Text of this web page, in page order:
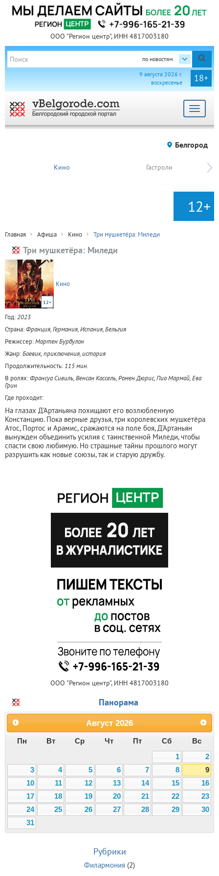
ООО "Регион центр", ИНН 4817003180
по новостям
18+
9 августа 2026 г.
воскресенье
Toggle
Белгород
Кино Гастроли
12+
Главная Афиша Кино Три мушкетёра: Миледи
Три мушкетёра: Миледи
12+
Кино
Год:2023
Страна:Франция, Германия, Испания, Бельгия
Режиссер:Мартен Бурбулон
Жанр:Боевик, приключения, история
Продолжительность: 115 мин.
В ролях:Франсуа Сивиль, Венсан Кассель, Ромен Дюрис, Пио Мармай, Ева
Грин
Где проходит:
На глазах Д’Артаньяна похищают его возлюбленную
Констанцию. Пока верные друзья, три королевских мушкетёра
Атос, Портос и Арамис, сражаются на поле боя, Д’Артаньян
вынужден объединить усилия с таинственной Миледи, чтобы
спасти свою любимую. Но страшные тайны прошлого могут
разрушить как новые союзы, так и старую дружбу.
ООО "Регион центр", ИНН 4817003180
Панорама
Август 2026
Пн Вт Ср Чт Пт Сб
Вс
1
2
3
4 5 6 7 8
9
10
11 12 13 14 15
16
17
18 19 20 21 22
23
24
25 26 27 28 29
30
31
Рубрики
Филармония (2)